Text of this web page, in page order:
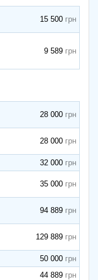
15 500
9 589
28 000
28 000
32 000
35 000
94 889
129 889
50 000
44 889